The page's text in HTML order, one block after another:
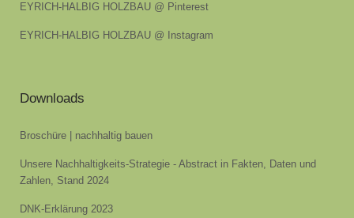
EYRICH-HALBIG HOLZBAU @ Pinterest
EYRICH-HALBIG HOLZBAU @ Instagram
Downloads
Broschüre | nachhaltig bauen
Unsere Nachhaltigkeits-Strategie - Abstract in Fakten, Daten und
Zahlen, Stand 2024
DNK-Erklärung 2023